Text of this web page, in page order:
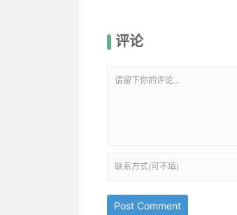
评论
Post Comment